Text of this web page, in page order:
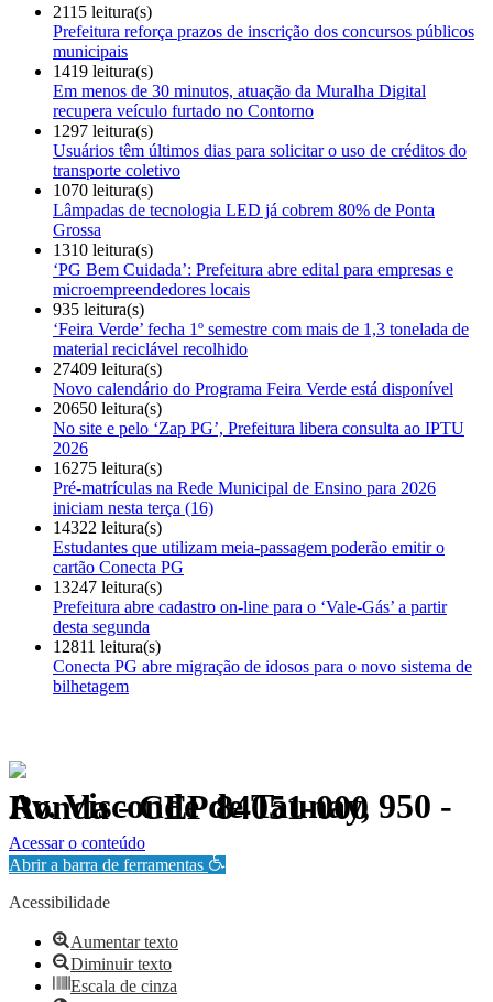
2115 leitura(s)
Prefeitura reforça prazos de inscrição dos concursos públicos
municipais
1419 leitura(s)
Em menos de 30 minutos, atuação da Muralha Digital
recupera veículo furtado no Contorno
1297 leitura(s)
Usuários têm últimos dias para solicitar o uso de créditos do
transporte coletivo
1070 leitura(s)
Lâmpadas de tecnologia LED já cobrem 80% de Ponta
Grossa
1310 leitura(s)
‘PG Bem Cuidada’: Prefeitura abre edital para empresas e
microempreendedores locais
935 leitura(s)
‘Feira Verde’ fecha 1º semestre com mais de 1,3 tonelada de
material reciclável recolhido
27409 leitura(s)
Novo calendário do Programa Feira Verde está disponível
20650 leitura(s)
No site e pelo ‘Zap PG’, Prefeitura libera consulta ao IPTU
2026
16275 leitura(s)
Pré-matrículas na Rede Municipal de Ensino para 2026
iniciam nesta terça (16)
14322 leitura(s)
Estudantes que utilizam meia-passagem poderão emitir o
cartão Conecta PG
13247 leitura(s)
Prefeitura abre cadastro on-line para o ‘Vale-Gás’ a partir
desta segunda
12811 leitura(s)
Conecta PG abre migração de idosos para o novo sistema de
bilhetagem
Av. Visconde de Taunay, 950 - Ronda - CEP 84051-000
Política de Privacidade.
Acessar o conteúdo
Abrir a barra de ferramentas
Acessibilidade
Aumentar texto
Diminuir texto
Escala de cinza